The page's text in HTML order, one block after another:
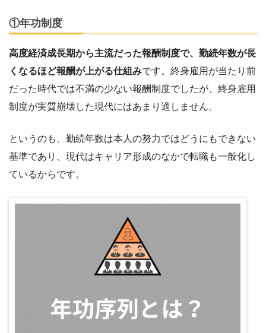
①年功制度
高度経済成長期から主流だった報酬制度で、勤続年数が長
くなるほど報酬が上がる仕組みです。終身雇用が当たり前
だった時代では不満の少ない報酬制度でしたが、終身雇用
制度が実質崩壊した現代にはあまり適しません。
というのも、勤続年数は本人の努力ではどうにもできない
基準であり、現代はキャリア形成のなかで転職も一般化し
ているからです。